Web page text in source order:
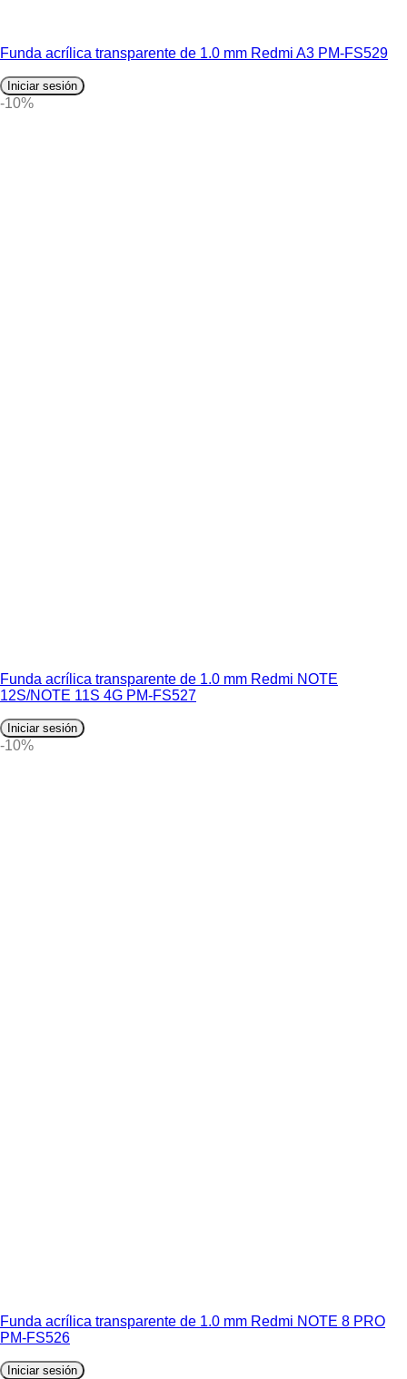
Funda acrílica transparente de 1.0 mm Redmi A3 PM-FS529
Iniciar sesión
-10%
Funda acrílica transparente de 1.0 mm Redmi NOTE
12S/NOTE 11S 4G PM-FS527
Iniciar sesión
-10%
Funda acrílica transparente de 1.0 mm Redmi NOTE 8 PRO
PM-FS526
Iniciar sesión